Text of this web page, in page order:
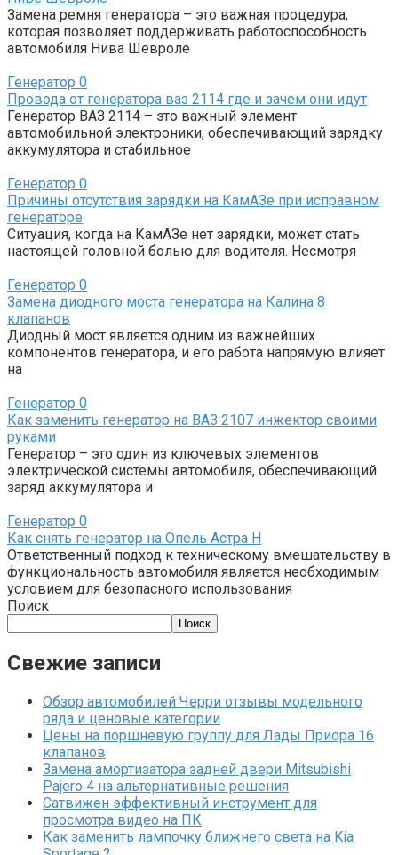
Замена ремня генератора – это важная процедура,
которая позволяет поддерживать работоспособность
автомобиля Нива Шевроле
Генератор 0
Провода от генератора ваз 2114 где и зачем они идут
Генератор ВАЗ 2114 – это важный элемент
автомобильной электроники, обеспечивающий зарядку
аккумулятора и стабильное
Генератор 0
Причины отсутствия зарядки на КамАЗе при исправном
генераторе
Ситуация, когда на КамАЗе нет зарядки, может стать
настоящей головной болью для водителя. Несмотря
Генератор 0
Замена диодного моста генератора на Калина 8
клапанов
Диодный мост является одним из важнейших
компонентов генератора, и его работа напрямую влияет
на
Генератор 0
Как заменить генератор на ВАЗ 2107 инжектор своими
руками
Генератор – это один из ключевых элементов
электрической системы автомобиля, обеспечивающий
заряд аккумулятора и
Генератор 0
Как снять генератор на Опель Астра Н
Ответственный подход к техническому вмешательству в
функциональность автомобиля является необходимым
условием для безопасного использования
Поиск
Поиск
Свежие записи
Обзор автомобилей Черри отзывы модельного
ряда и ценовые категории
Цены на поршневую группу для Лады Приора 16
клапанов
Замена амортизатора задней двери Mitsubishi
Pajero 4 на альтернативные решения
Сатвижен эффективный инструмент для
просмотра видео на ПК
Как заменить лампочку ближнего света на Kia